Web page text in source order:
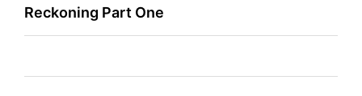
Reckoning Part One